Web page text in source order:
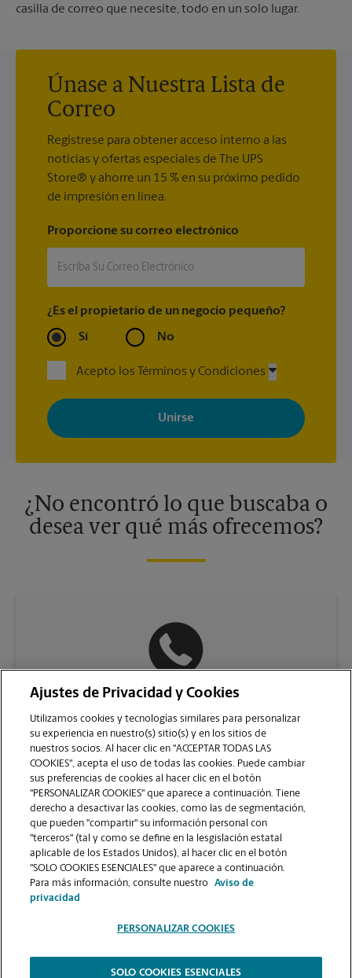
casilla de correo que necesite, todo en un solo lugar.
Únase a Nuestra Lista de
Correo
Regístrese para obtener acceso interno a las
noticias y ofertas especiales de The UPS
Store® y ahorre un 15 % en su próximo pedido
de impresión en línea.
Proporcione su correo electrónico
¿Es el propietario de un negocio pequeño?
Sí No
Acepto los Términos y Condiciones
Al registrarse, acepta recibir correos electrónicos de The UPS
Store con noticias, ofertas especiales, promociones y mensajes
adaptados a sus intereses. Puede darse de baja en cualquier
momento. Para más información, consulte nuestra política de
¿No encontró lo que buscaba o
desea ver qué más ofrecemos?
VER LA PÁGINA DE LA TIENDA
Ajustes de Privacidad y Cookies
Utilizamos cookies y tecnologías similares para personalizar
su experiencia en nuestro(s) sitio(s) y en los sitios de
nuestros socios. Al hacer clic en "ACCEPTAR TODAS LAS
COOKIES", acepta el uso de todas las cookies. Puede cambiar
sus preferencias de cookies al hacer clic en el botón
"PERSONALIZAR COOKIES" que aparece a continuación. Tiene
derecho a desactivar las cookies, como las de segmentación,
que pueden "compartir" su información personal con
"terceros" (tal y como se define en la lesgislación estatal
aplicable de los Estados Unidos), al hacer clic en el botón
"SOLO COOKIES ESENCIALES" que aparece a continuación.
Para más información, consulte nuestro
Aviso de
privacidad
PERSONALIZAR COOKIES
SOLO COOKIES ESENCIALES